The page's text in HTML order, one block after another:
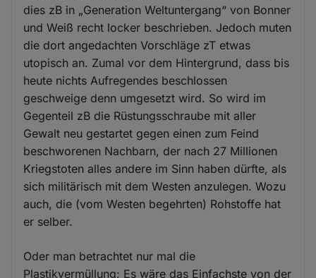
dies zB in „Generation Weltuntergang“ von Bonner
und Weiß recht locker beschrieben. Jedoch muten
die dort angedachten Vorschläge zT etwas
utopisch an. Zumal vor dem Hintergrund, dass bis
heute nichts Aufregendes beschlossen
geschweige denn umgesetzt wird. So wird im
Gegenteil zB die Rüstungsschraube mit aller
Gewalt neu gestartet gegen einen zum Feind
beschworenen Nachbarn, der nach 27 Millionen
Kriegstoten alles andere im Sinn haben dürfte, als
sich militärisch mit dem Westen anzulegen. Wozu
auch, die (vom Westen begehrten) Rohstoffe hat
er selber.
Oder man betrachtet nur mal die
Plastikvermüllung: Es wäre das Einfachste von der